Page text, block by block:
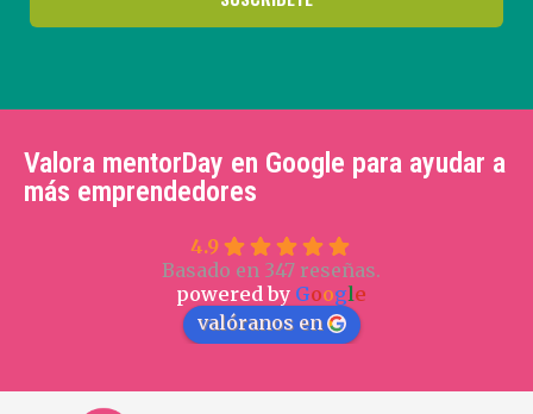
Valora mentorDay en Google para ayudar a
más emprendedores
4.9
Basado en 347 reseñas.
powered by Google
valóranos en